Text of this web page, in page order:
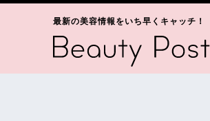
最新の美容情報をいち早くキャッチ！